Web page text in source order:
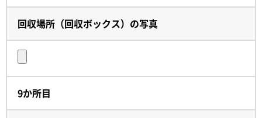
回収場所（回収ボックス）の写真
9か所目